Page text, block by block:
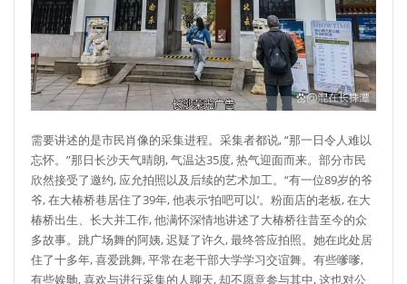
需要讲述的是市民肖像的采集进程。采集者都说, “那一日令人难以
忘怀。”那日长沙天气晴朗, 气温达35度, 热气迎面而来。部分市民
欣然接受了邀约, 应允拍照以及后续的艺术加工。“有一位89岁的爷
爷, 在大椿桥巷居住了39年, 他表示‘拍吧可以’。粉面店的老板, 在大
椿桥出生、长大并工作, 他满怀深情地讲述了大椿桥往昔至今的众
多故事。跳广场舞的阿姨, 迟疑了许久, 最终答应拍照。她在此处居
住了十多年, 喜爱跳舞, 平常在老干部大学学习交谊舞。有些嗲嗲,
有些娭毑, 喜欢与进行采集的人聊天, 却不愿意参与其中, 这也对公